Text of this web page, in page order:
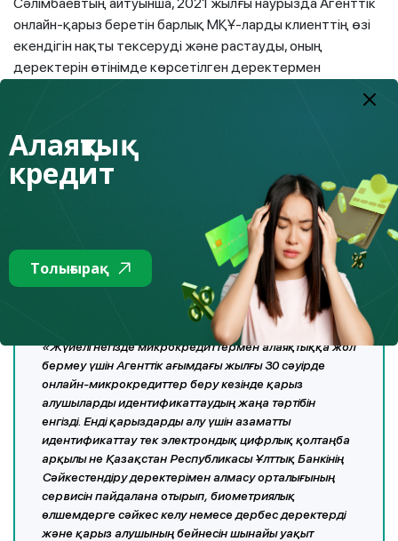
Сәлімбаевтың айтуынша, 2021 жылғы наурызда Агенттік
онлайн-қарыз беретін барлық МҚҰ-ларды клиенттің өзі
екендігін нақты тексеруді және растауды, оның
деректерін өтінімде көрсетілген деректермен
деректерінің жеке басын куәландыратын құжаттарда
көрсетілген деректерге сәйкестігін қамтамасыз етуді,
сондай-ақ клиенттің микрокредит алуға ерік білдіруін
тіркеуді міндеттеді.
2021 жылғы 4 айда
өткен
жылдың осындай кезеңімен салыстырғанда жалған
микрокредиттер беру жағдайлары3,6
есегетөмендегенін көрсетті.
«Жүйелі негізде микрокредиттермен алаяқтыққа жол
бермеу үшін Агенттік ағымдағы жылғы 30 сәуірде
онлайн-микрокредиттер беру кезінде қарыз
алушыларды идентификаттаудың жаңа тәртібін
енгізді. Енді қарыздарды алу үшін азаматты
идентификаттау тек электрондық цифрлық қолтаңба
арқылы не Қазақстан Республикасы Ұлттық Банкінің
Сәйкестендіру деректерімен алмасу орталығының
сервисін пайдалана отырып, биометриялық
өлшемдерге сәйкес келу немесе дербес деректерді
және қарыз алушының бейнесін шынайы уақыт
Алаяқтық
кредит
Толығырақ